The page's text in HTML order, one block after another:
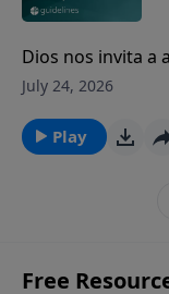
Dios nos invita a
sincero, incluso
July 24, 2026
Play